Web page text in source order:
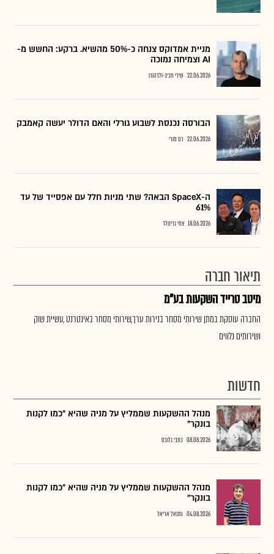
מניית אמדוקס צנחה כ-50% מהשיא. ברקע: החשש מ-
AI וצמיחה נמוכה
22.06.2026 שירי חביב-ולדהורן
הבורסה נכנסת לשבוע גורלי והאם הדולר יעשה קאמבק
22.06.2026 רם מורי
ה-SpaceX הבאה? שתי מניות חלל עם אפסייד של עד
61%
18.06.2026 צחי גרינולד
תיאור חברה
מיטב טרייד השקעות בע"מ
החברה עוסקת במתן שירותי מסחר בנירות ערך,שירותי מסחר באינטרנט ,עשיית שוק
ושירותים נלווים
חדשות
מנהל ההשקעות שממליץ על מניה שהיא "כמו לקנות
בונקר"
08.08.2026 כתבי גלובס
מנהל ההשקעות שממליץ על מניה שהיא "כמו לקנות
בונקר"
04.08.2026 נתנאל אריאל